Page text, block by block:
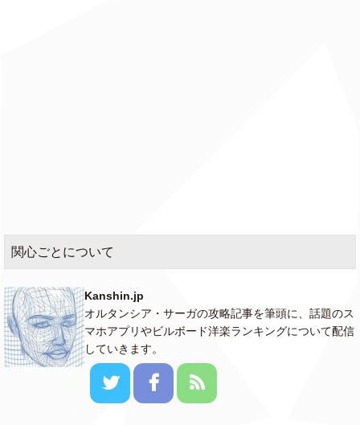
関心ごとについて
Kanshin.jp
オルタンシア・サーガの攻略記事を筆頭に、話題のス
マホアプリやビルボード洋楽ランキングについて配信
していきます。